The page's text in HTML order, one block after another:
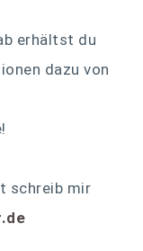
erhältst du
dazu von
schreib mir